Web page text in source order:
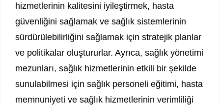
hizmetlerinin kalitesini iyileştirmek, hasta
güvenliğini sağlamak ve sağlık sistemlerinin
sürdürülebilirliğini sağlamak için stratejik planlar
ve politikalar oluştururlar. Ayrıca, sağlık yönetimi
mezunları, sağlık hizmetlerinin etkili bir şekilde
sunulabilmesi için sağlık personeli eğitimi, hasta
memnuniyeti ve sağlık hizmetlerinin verimliliği